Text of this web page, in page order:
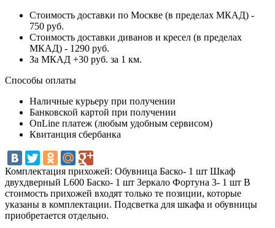
Стоимость доставки по Москве (в пределах МКАД) -
750 руб.
Стоимость доставки диванов и кресел (в пределах
МКАД) - 1290 руб.
За МКАД +30 руб. за 1 км.
Способы оплаты
Наличные курьеру при получении
Банковской картой при получении
OnLine платеж (любым удобным сервисом)
Квитанция сбербанка
Комплектация прихожей: Обувница Баско- 1 шт Шкаф
двухдверный L600 Баско- 1 шт Зеркало Фортуна 3- 1 шт В
стоимость прихожей входят только те позиции, которые
указаны в комплектации. Подсветка для шкафа и обувницы
приобретается отдельно.